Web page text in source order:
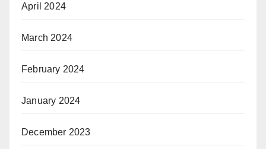
April 2024
March 2024
February 2024
January 2024
December 2023